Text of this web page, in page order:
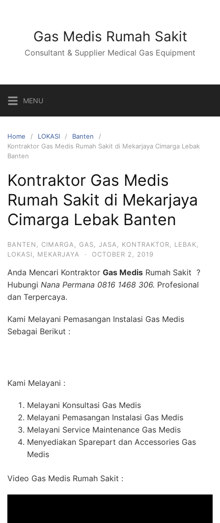
Gas Medis Rumah Sakit
Consultant & Supplier Medical Gas Equipment
MENU
Home LOKASI
Banten
Kontraktor Gas Medis Rumah Sakit di Mekarjaya Cimarga Lebak
Banten
Kontraktor Gas Medis
Rumah Sakit di Mekarjaya
Cimarga Lebak Banten
BANTEN CIMARGA GAS JASA KONTRAKTOR LEBAK
LOKASI
MEKARJAYA · OCTOBER 2, 2019
Anda Mencari Kontraktor Gas Medis Rumah Sakit ?
Hubungi Nana Permana 0816 1468 306. Profesional
dan Terpercaya.
Kami Melayani Pemasangan Instalasi Gas Medis
Sebagai Berikut :
Kami Melayani :
Melayani Konsultasi Gas Medis
Melayani Pemasangan Instalasi Gas Medis
Melayani Service Maintenance Gas Medis
Menyediakan Sparepart dan Accessories Gas
Medis
Video Gas Medis Rumah Sakit :